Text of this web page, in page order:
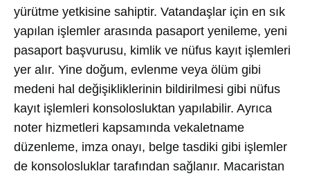
yürütme yetkisine sahiptir. Vatandaşlar için en sık
yapılan işlemler arasında pasaport yenileme, yeni
pasaport başvurusu, kimlik ve nüfus kayıt işlemleri
yer alır. Yine doğum, evlenme veya ölüm gibi
medeni hal değişikliklerinin bildirilmesi gibi nüfus
kayıt işlemleri konsolosluktan yapılabilir. Ayrıca
noter hizmetleri kapsamında vekaletname
düzenleme, imza onayı, belge tasdiki gibi işlemler
de konsolosluklar tarafından sağlanır. Macaristan